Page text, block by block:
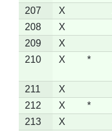
207
X
208
X
209
X
210
X *
211
X
212
X *
213
X